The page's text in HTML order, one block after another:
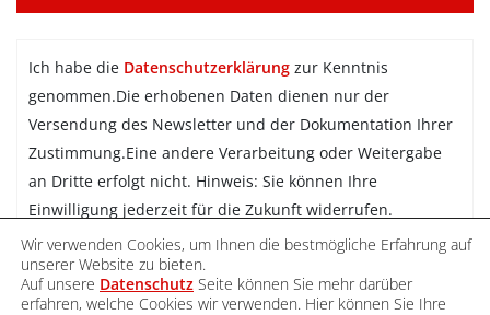
Ich habe die Datenschutzerklärung zur Kenntnis
genommen.Die erhobenen Daten dienen nur der
Versendung des Newsletter und der Dokumentation Ihrer
Zustimmung.Eine andere Verarbeitung oder Weitergabe
an Dritte erfolgt nicht. Hinweis: Sie können Ihre
Einwilligung jederzeit für die Zukunft widerrufen.
Newsletter abonnieren
Wir verwenden Cookies, um Ihnen die bestmögliche Erfahrung auf
unserer Website zu bieten.
Auf unsere Datenschutz Seite können Sie mehr darüber
erfahren, welche Cookies wir verwenden. Hier können Sie Ihre